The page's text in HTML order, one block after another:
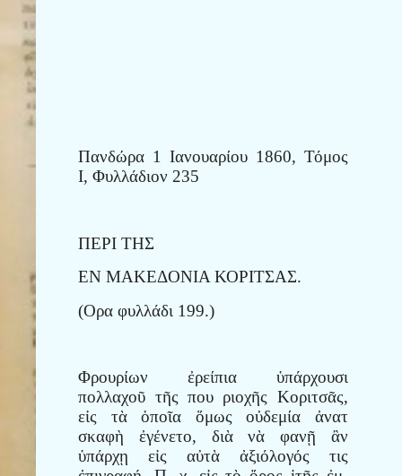
Πανδώρα 1 Ιανουαρίου 1860, Τόμος
Ι, Φυλλάδιον 235
ΠΕΡΙ ΤΗΣ
ΕΝ ΜΑΚΕΔΟΝΙΑ ΚΟΡΙΤΣΑΣ.
(Ορα φυλλάδι 199.)
Φρουρίων ἐρείπια ὑπάρχουσι
πολλαχοῦ τῆς που ριοχῆς Κοριτσᾶς,
εἰς τὰ ὁποῖα ὅμως οὐδεμία ἀνατ
σκαφὴ ἐγένετο, διὰ νὰ φανῇ ἂν
ὑπάρχῃ εἰς αὐτὰ ἀξιόλογός τις